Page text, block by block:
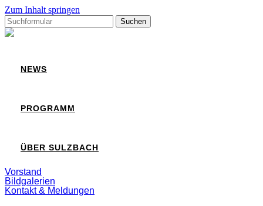
Zum Inhalt springen
Suchen
nach:
Sulzbach
NEWS
PROGRAMM
ÜBER SULZBACH
Vorstand
Bildgalerien
Kontakt & Meldungen